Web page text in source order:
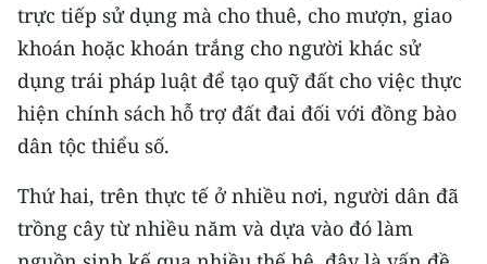
TIN ĐỊA PHƯƠNG
Trung du và miền núi phía Bắc
Đồng bằng sông Hồng
Duyên hải Nam Trung Bộ và Tây
Nguyên
trực tiếp sử dụng mà cho thuê, cho mượn, giao
khoán hoặc khoán trắng cho người khác sử
dụng trái pháp luật để tạo quỹ đất cho việc thực
hiện chính sách hỗ trợ đất đai đối với đồng bào
dân tộc thiểu số.
Thứ hai, trên thực tế ở nhiều nơi, người dân đã
trồng cây từ nhiều năm và dựa vào đó làm